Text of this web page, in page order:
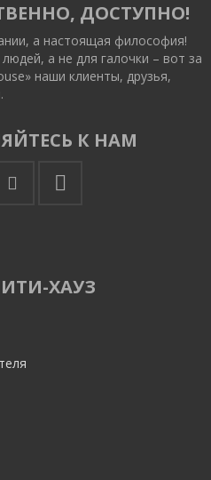
ДОСТУПНО!
а настоящая философия!
а не для галочки – вот за
наши клиенты, друзья,
К НАМ
ХАУЗ